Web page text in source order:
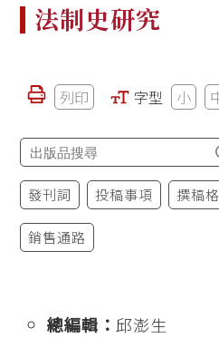
法制史研究
列印 字型 小
發刊詞 投稿事項 撰稿
銷售通路
總編輯： 邱澎生